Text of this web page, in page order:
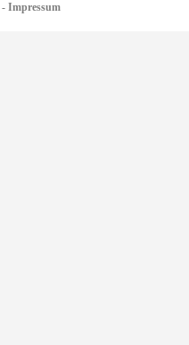
- Impressum